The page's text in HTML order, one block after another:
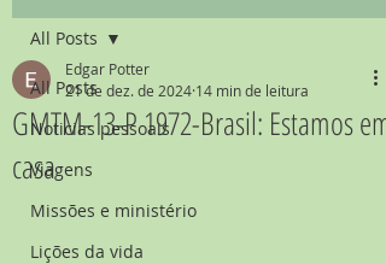
All Posts
Noticias pessoais
Viagens
Missões e ministério
Lições da vida
All Posts
GMTM-13-P 1972-Brasil: Estamos em
casa
Edgar Potter
21 de dez. de 2024 14 min de leitura